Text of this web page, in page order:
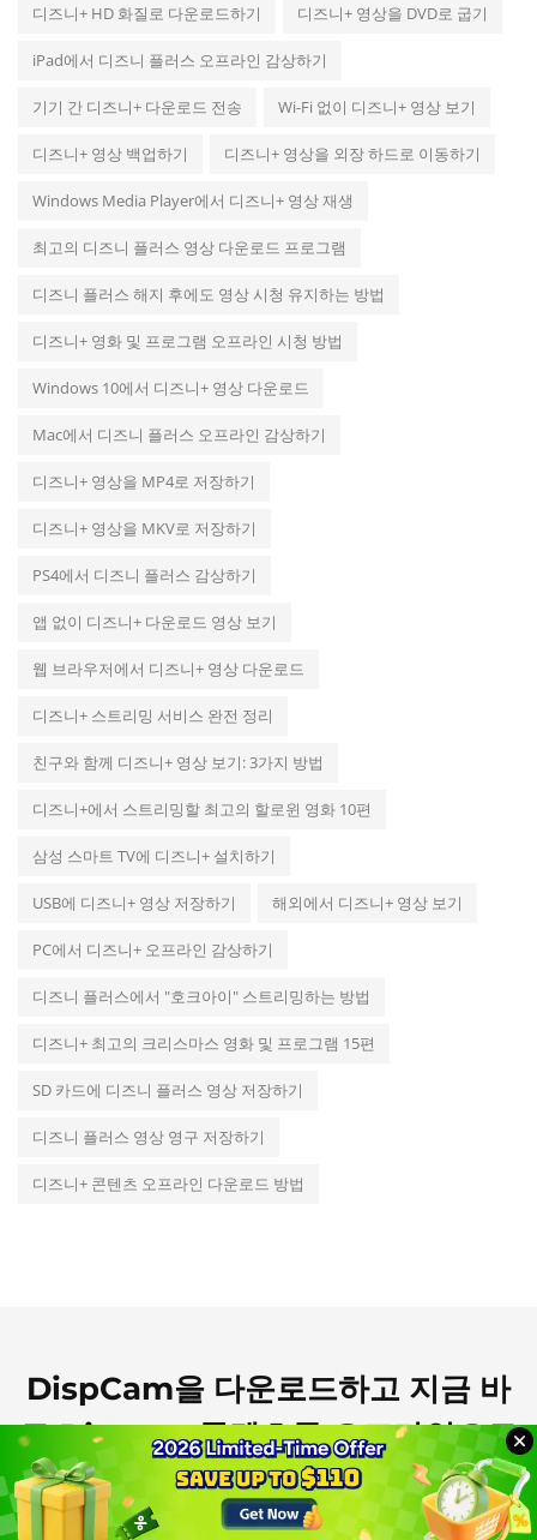
디즈니+ HD 화질로 다운로드하기 디즈니+ 영상을 DVD로 굽기
iPad에서 디즈니 플러스 오프라인 감상하기
기기 간 디즈니+ 다운로드 전송 Wi-Fi 없이 디즈니+ 영상 보기
디즈니+ 영상 백업하기 디즈니+ 영상을 외장 하드로 이동하기
Windows Media Player에서 디즈니+ 영상 재생
최고의 디즈니 플러스 영상 다운로드 프로그램
디즈니 플러스 해지 후에도 영상 시청 유지하는 방법
디즈니+ 영화 및 프로그램 오프라인 시청 방법
Windows 10에서 디즈니+ 영상 다운로드
Mac에서 디즈니 플러스 오프라인 감상하기
디즈니+ 영상을 MP4로 저장하기
디즈니+ 영상을 MKV로 저장하기
PS4에서 디즈니 플러스 감상하기
앱 없이 디즈니+ 다운로드 영상 보기
웹 브라우저에서 디즈니+ 영상 다운로드
디즈니+ 스트리밍 서비스 완전 정리
친구와 함께 디즈니+ 영상 보기: 3가지 방법
디즈니+에서 스트리밍할 최고의 할로윈 영화 10편
삼성 스마트 TV에 디즈니+ 설치하기
USB에 디즈니+ 영상 저장하기 해외에서 디즈니+ 영상 보기
PC에서 디즈니+ 오프라인 감상하기
디즈니 플러스에서 "호크아이" 스트리밍하는 방법
디즈니+ 최고의 크리스마스 영화 및 프로그램 15편
SD 카드에 디즈니 플러스 영상 저장하기
디즈니 플러스 영상 영구 저장하기
디즈니+ 콘텐츠 오프라인 다운로드 방법
DispCam을 다운로드하고 지금 바
로 Disney+ 콘텐츠를 오프라인으로
즐겨보세요!